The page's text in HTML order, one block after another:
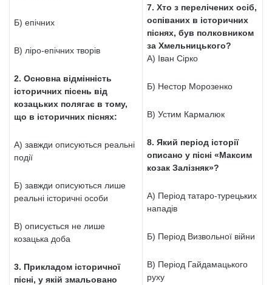
Б) епічних
В) ліро-епічних творів
2. Основна відмінність
історичних пісень від
козацьких полягає в тому,
що в історичних піснях:
А) завжди описуються реальні
події
Б) завжди описуються лише
реальні історичні особи
В) описується не лише
козацька доба
3. Прикладом історичної
пісні, у якій змальовано
7. Хто з перелічених осіб,
оспіваних в історичних
піснях, був полковником
за Хмельницького?
А) Іван Сірко
Б) Нестор Морозенко
В) Устим Кармалюк
8. Який період історії
описано у пісні «Максим
козак Залізняк»?
А) Період татаро-турецьких
нападів
Б) Період Визвольної війни
В) Період Гайдамацького
руху